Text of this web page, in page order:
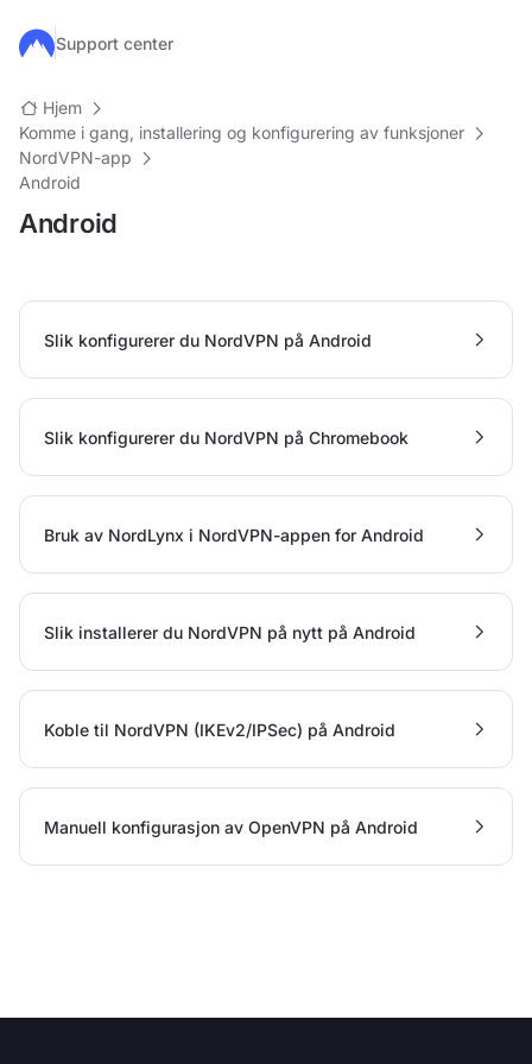
Hopp til hovedinnhold
Support center
Hjem
Komme i gang, installering og konfigurering av funksjoner
NordVPN-app
Android
Android
Slik konfigurerer du NordVPN på Android
Slik konfigurerer du NordVPN på Chromebook
Bruk av NordLynx i NordVPN-appen for Android
Slik installerer du NordVPN på nytt på Android
Koble til NordVPN (IKEv2/IPSec) på Android
Manuell konfigurasjon av OpenVPN på Android